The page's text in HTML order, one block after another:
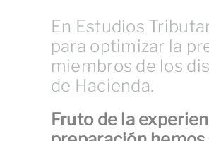
En Estudios
para optimizar la
miembros de los
de Hacienda.
Fruto de la